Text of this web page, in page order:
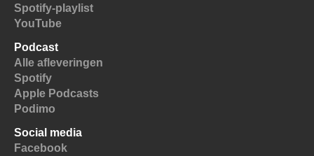
Spotify-playlist
YouTube
Podcast
Alle afleveringen
Spotify
Apple Podcasts
Podimo
Social media
Facebook